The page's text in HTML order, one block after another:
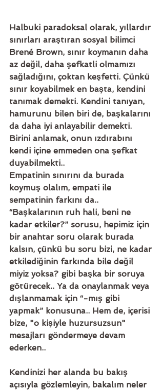
Halbuki paradoksal olarak, yıllardır
sınırları araştıran sosyal bilimci
Brené Brown, sınır koymanın daha
az değil, daha şefkatli olmamızı
sağladığını, çoktan keşfetti. Çünkü
sınır koyabilmek en başta, kendini
tanımak demekti. Kendini tanıyan,
hamurunu bilen biri de, başkalarını
da daha iyi anlayabilir demekti.
Birini anlamak, onun ızdırabını
kendi içine emmeden ona şefkat
duyabilmekti..
Empatinin sınırını da burada
koymuş olalım, empati ile
sempatinin farkını da..
“Başkalarının ruh hali, beni ne
kadar etkiler?” sorusu, hepimiz için
bir anahtar soru olarak burada
kalsın, çünkü bu soru bizi, ne kadar
etkilediğinin farkında bile değil
miyiz yoksa? gibi başka bir soruya
götürecek.. Ya da onaylanmak veya
dışlanmamak için “-mış gibi
yapmak” konusuna.. Hem de, içerisi
bize, "o kişiyle huzursuzsun"
mesajları göndermeye devam
ederken..
Kendinizi her alanda bu bakış
açısıyla gözlemleyin, bakalım neler